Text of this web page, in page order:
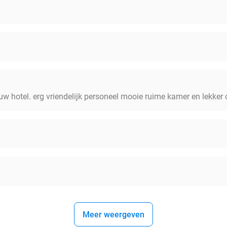
hotel. erg vriendelijk personeel mooie ruime kamer en lekker
Meer weergeven